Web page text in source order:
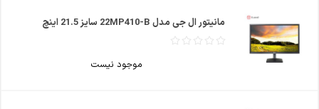
مانیتور ال جی مدل 22MP410-B سایز 21.5 اینچ
موجود نیست